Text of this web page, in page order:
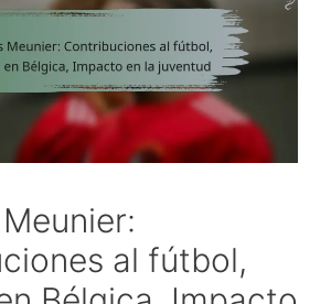
al fútbol,